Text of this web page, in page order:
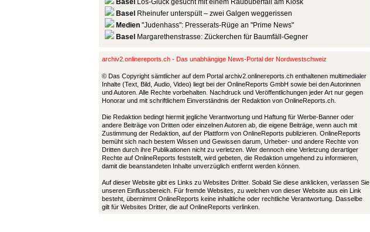
Basel Los-Glück gesucht mit einem Raubüberfall am Kiosk
Basel Rheinufer unterspült – zwei Galgen weggerissen
Medien "Judenhass": Presserats-Rüge an "Prime News"
Basel Margarethenstrasse: Zückerchen für Baumfäll-Gegner
archiv2.onlinereports.ch - Das unabhängige News-Portal der Nordwestschweiz
© Das Copyright sämtlicher auf dem Portal archiv2.onlinereports.ch enthaltenen multimedialer
Inhalte (Text, Bild, Audio, Video) liegt bei der OnlineReports GmbH sowie bei den Autorinnen
und Autoren. Alle Rechte vorbehalten. Nachdruck und Veröffentlichungen jeder Art nur gegen
Honorar und mit schriftlichem Einverständnis der Redaktion von OnlineReports.ch.
Die Redaktion bedingt hiermit jegliche Verantwortung und Haftung für Werbe-Banner oder
andere Beiträge von Dritten oder einzelnen Autoren ab, die eigene Beiträge, wenn auch mit
Zustimmung der Redaktion, auf der Plattform von OnlineReports publizieren. OnlineReports
bemüht sich nach bestem Wissen und Gewissen darum, Urheber- und andere Rechte von
Dritten durch ihre Publikationen nicht zu verletzen. Wer dennoch eine Verletzung derartiger
Rechte auf OnlineReports feststellt, wird gebeten, die Redaktion umgehend zu informieren,
damit die beanstandeten Inhalte unverzüglich entfernt werden können.
Auf dieser Website gibt es Links zu Websites Dritter. Sobald Sie diese anklicken, verlassen Sie
unseren Einflussbereich. Für fremde Websites, zu welchen von dieser Website aus ein Link
besteht, übernimmt OnlineReports keine inhaltliche oder rechtliche Verantwortung. Dasselbe
gilt für Websites Dritter, die auf OnlineReports verlinken.